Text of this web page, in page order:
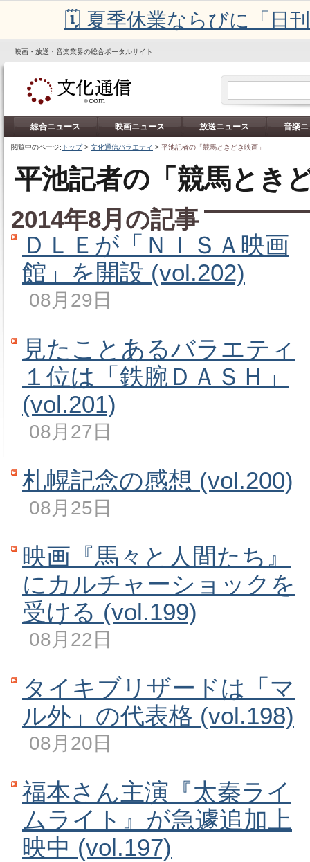
🗓️ 夏季休業ならびに「日
映画・放送・音楽業界の総合ポータルサイト
総合ニュース 映画ニュース 放送ニュース 音楽
閲覧中のページ: トップ> 文化通信バラエティ > 平池記者の「競馬ときどき映画」
平池記者の「競馬とき
2014年8月の記事
ＤＬＥが「ＮＩＳＡ映画
館」を開設 (vol.202)
08月29日
見たことあるバラエティ
１位は「鉄腕ＤＡＳＨ」
(vol.201)
08月27日
札幌記念の感想 (vol.200)
08月25日
映画『馬々と人間たち』
にカルチャーショックを
受ける (vol.199)
08月22日
タイキブリザードは「マ
ル外」の代表格 (vol.198)
08月20日
福本さん主演『太秦ライ
ムライト』が急遽追加上
映中 (vol.197)